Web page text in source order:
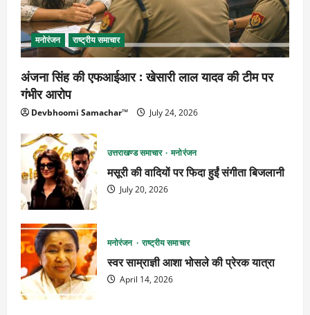
मनोरंजन राष्ट्रीय समाचार
अंजना सिंह की एफआईआर : खेसारी लाल यादव की टीम पर
गंभीर आरोप
Devbhoomi Samachar™ July 24, 2026
उत्तराखण्ड समाचार मनोरंजन
मसूरी की वादियों पर फिदा हुईं संगीता बिजलानी
July 20, 2026
मनोरंजन राष्ट्रीय समाचार
स्वर साम्राज्ञी आशा भोसले की प्रेरक यात्रा
April 14, 2026